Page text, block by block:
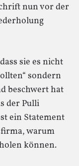
nun vor der
sie es nicht
sondern
beschwert hat
der Pulli
ein Statement
warum
können.